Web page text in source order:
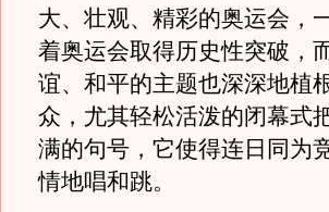
大、壮观、精彩的奥运会，
着奥运会取得历史性突破，
谊、和平的主题也深深地植
众，尤其轻松活泼的闭幕式
满的句号，它使得连日同为
情地唱和跳。